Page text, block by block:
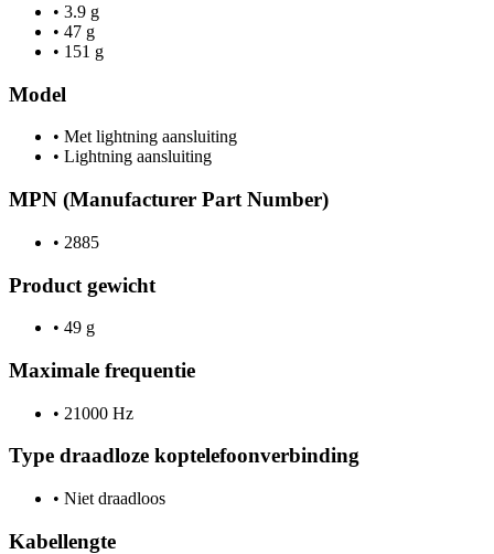
• 3.9 g
• 47 g
• 151 g
Model
• Met lightning aansluiting
• Lightning aansluiting
MPN (Manufacturer Part Number)
• 2885
Product gewicht
• 49 g
Maximale frequentie
• 21000 Hz
Type draadloze koptelefoonverbinding
• Niet draadloos
Kabellengte